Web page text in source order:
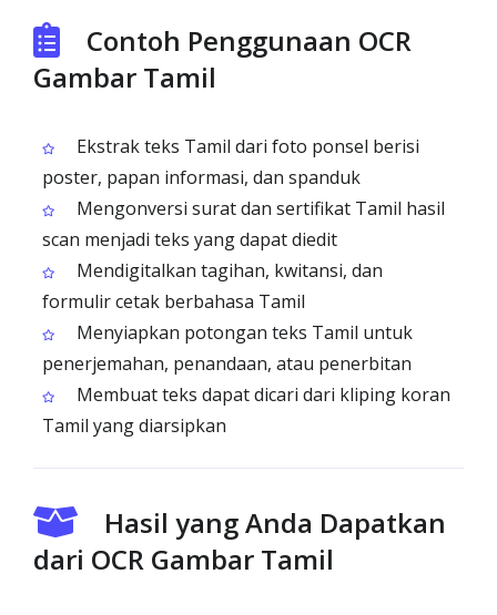
Contoh Penggunaan OCR
Gambar Tamil
Ekstrak teks Tamil dari foto ponsel berisi
poster, papan informasi, dan spanduk
Mengonversi surat dan sertifikat Tamil hasil
scan menjadi teks yang dapat diedit
Mendigitalkan tagihan, kwitansi, dan
formulir cetak berbahasa Tamil
Menyiapkan potongan teks Tamil untuk
penerjemahan, penandaan, atau penerbitan
Membuat teks dapat dicari dari kliping koran
Tamil yang diarsipkan
Hasil yang Anda Dapatkan
dari OCR Gambar Tamil